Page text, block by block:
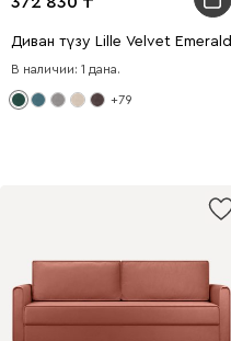
Диван түзу Lille Velvet Emerald
В наличии: 1 дана.
+79